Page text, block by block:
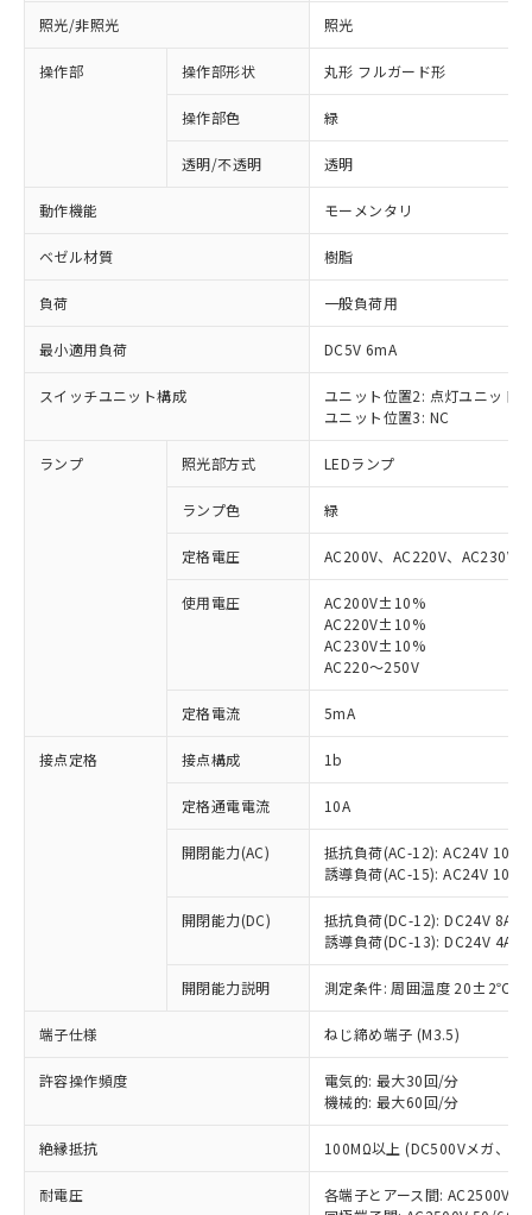
照光/非照光 照光
操作部 操作部形状 丸形 フルガード形
操作部色 緑
透明/不透明 透明
動作機能 モーメンタリ
ベゼル材質 樹脂
負荷 一般負荷用
最小適用負荷 DC5V 6mA
スイッチユニット構成
ユニット位置2: 点灯ユニット
ユニット位置3: NC
ランプ 照光部方式 LEDランプ
ランプ色 緑
定格電圧 AC200V、AC220V、AC230V
使用電圧
AC200V±10%
AC220V±10%
AC230V±10%
AC220～250V
定格電流 5mA
接点定格 接点構成 1b
定格通電電流 10A
開閉能力(AC)
抵抗負荷(AC-12): AC24V 10A/
誘導負荷(AC-15): AC24V
開閉能力(DC)
抵抗負荷(DC-12): DC24V 8A/
誘導負荷(DC-13): DC24V 4A/
開閉能力説明 測定条件: 周囲温度 20±2℃、
端子仕様 ねじ締め端子 (M3.5)
許容操作頻度
電気的: 最大30回/分
機械的: 最大60回/分
絶縁抵抗 100MΩ以上 (DC500Vメガ、点
耐電圧
各端子とアース間: AC2500V
ご利用条件
以下の条件をお読みいただき、同意のうえ
本サービスは、当社制御機器事業取扱
商品の当社在庫状況および標準価格
(税抜)を提供させていただくもので
当社制御機器事業取扱商品の中には、
本サービスの対象外となる商品もある
ことをご了承ください。
在庫状況および標準価格照会結果は、
記載している更新日時点での社内デー
タに基づき作成されるものであり、閲
準価格とは異なる場合があることをご
対応済み：EU RoHS指令（10物質）の
非含有に対応した製品が提供可能な商品で
対応予定：EU RoHS指令（10物質）の非含
有に対応した製品に切り替える予定のある
対応予定なし：EU RoHS指令（10物質）の
非含有に非対応の商品で、対応品を出す予
調査・確認中：EU RoHS指令（10物質）の
非含有の対応状況を調査中または確認中の
非該当品：ライセンス料など無形物で、有
害物質有無と関係のない商品です。
仕入先様の事情により、非含有部品として
いたものが、含有品と判明した場合などや
むを得ず変更することがあります。
*EU RoHS指令（10物質）：
鉛(Pb) 1000ppm以下、 水銀(Hg) 1000ppm以下、 カド
六価クロム(Cr(Ⅵ)) 1000ppm以下、ポリ臭化ビフェニル
「○」：最大均質材料含有率が中国RoHSの
基準値以下であることを示します。
「×」：最大均質材料含有率が中国RoHSの
基準値を超えていることを示します。
「－」：未確認です。当社販売部門へお問
当社は、これら貴社製品のうち、外国
為替および外国貿易法に定める商品
（以下｢規制貨物等」という）を輸出
または国外への提供する場合は、日本
国政府の輸出許可(または役務取引許
可)を取得するなどの必要な手続きを